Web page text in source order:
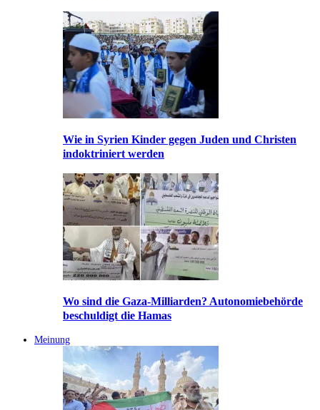
Wie in Syrien Kinder gegen Juden und Christen
indoktriniert werden
Wo sind die Gaza-Milliarden? Autonomiebehörde
beschuldigt die Hamas
Meinung